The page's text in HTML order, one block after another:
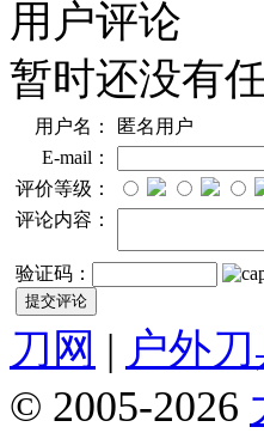
用户评论
暂时还没有
用户名：
匿名用户
E-mail：
评价等级：
评论内容：
验证码：
刀网 | 户外刀
© 2005-2026